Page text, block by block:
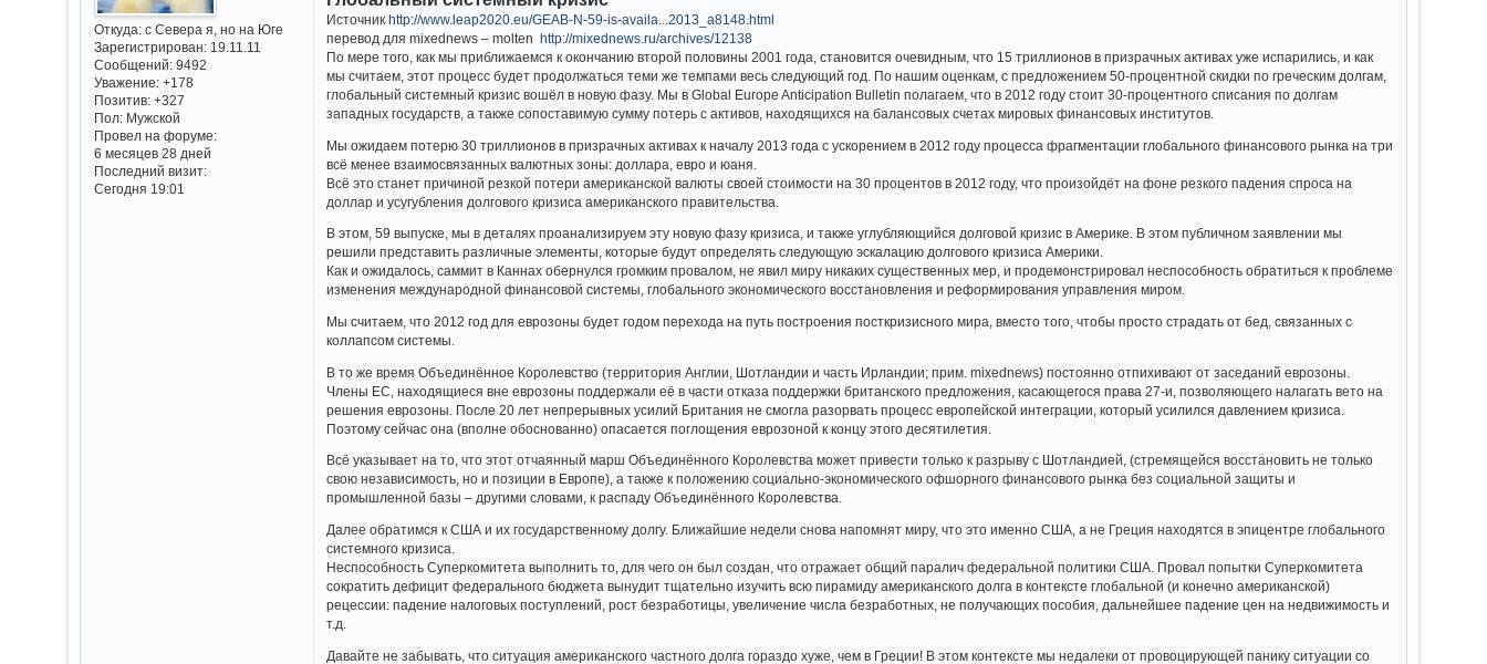
Откуда:с Севера я, но на Юге
Зарегистрирован: 19.11.11
Сообщений:9492
Уважение: +178
Позитив: +327
Пол:Мужской
Провел на форуме:
6 месяцев 28 дней
Последний визит:
Сегодня 19:01
Источник http://www.leap2020.eu/GEAB-N-59-is-availa...2013_a8148.html
перевод для mixednews – molten
http://mixednews.ru/archives/12138
По мере того, как мы приближаемся к окончанию второй половины 2001 года, становится очевидным, что 15 триллионов в призрачных активах уже испарились, и как
мы считаем, этот процесс будет продолжаться теми же темпами весь следующий год. По нашим оценкам, с предложением 50-процентной скидки по греческим долгам,
глобальный системный кризис вошёл в новую фазу. Мы в Global Europe Anticipation Bulletin полагаем, что в 2012 году стоит 30-процентного списания по долгам
западных государств, а также сопоставимую сумму потерь с активов, находящихся на балансовых счетах мировых финансовых институтов.
Мы ожидаем потерю 30 триллионов в призрачных активах к началу 2013 года с ускорением в 2012 году процесса фрагментации глобального финансового рынка на три
всё менее взаимосвязанных валютных зоны: доллара, евро и юаня.
Всё это станет причиной резкой потери американской валюты своей стоимости на 30 процентов в 2012 году, что произойдёт на фоне резкого падения спроса на
доллар и усугубления долгового кризиса американского правительства.
В этом, 59 выпуске, мы в деталях проанализируем эту новую фазу кризиса, и также углубляющийся долговой кризис в Америке. В этом публичном заявлении мы
решили представить различные элементы, которые будут определять следующую эскалацию долгового кризиса Америки.
Как и ожидалось, саммит в Каннах обернулся громким провалом, не явил миру никаких существенных мер, и продемонстрировал неспособность обратиться к проблеме
изменения международной финансовой системы, глобального экономического восстановления и реформирования управления миром.
Мы считаем, что 2012 год для еврозоны будет годом перехода на путь построения посткризисного мира, вместо того, чтобы просто страдать от бед, связанных с
коллапсом системы.
В то же время Объединённое Королевство (территория Англии, Шотландии и часть Ирландии; прим. mixednews) постоянно отпихивают от заседаний еврозоны.
Члены ЕС, находящиеся вне еврозоны поддержали её в части отказа поддержки британского предложения, касающегося права 27-и, позволяющего налагать вето на
решения еврозоны. После 20 лет непрерывных усилий Британия не смогла разорвать процесс европейской интеграции, который усилился давлением кризиса.
Поэтому сейчас она (вполне обоснованно) опасается поглощения еврозоной к концу этого десятилетия.
Всё указывает на то, что этот отчаянный марш Объединённого Королевства может привести только к разрыву с Шотландией, (стремящейся восстановить не только
свою независимость, но и позиции в Европе), а также к положению социально-экономического офшорного финансового рынка без социальной защиты и
промышленной базы – другими словами, к распаду Объединённого Королевства.
Далее обратимся к США и их государственному долгу. Ближайшие недели снова напомнят миру, что это именно США, а не Греция находятся в эпицентре глобального
системного кризиса.
Неспособность Суперкомитета выполнить то, для чего он был создан, что отражает общий паралич федеральной политики США. Провал попытки Суперкомитета
сократить дефицит федерального бюджета вынудит тщательно изучить всю пирамиду американского долга в контексте глобальной (и конечно американской)
рецессии: падение налоговых поступлений, рост безработицы, увеличение числа безработных, не получающих пособия, дальнейшее падение цен на недвижимость и
т.д.
Давайте не забывать, что ситуация американского частного долга гораздо хуже, чем в Греции! В этом контексте мы недалеки от провоцирующей панику ситуации со